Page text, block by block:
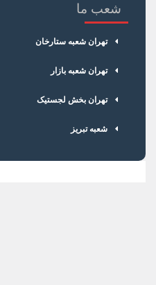
شعب ما
تهران شعبه ستارخان
تهران شعبه بازار
تهران بخش لجستیک
شعبه تبریز